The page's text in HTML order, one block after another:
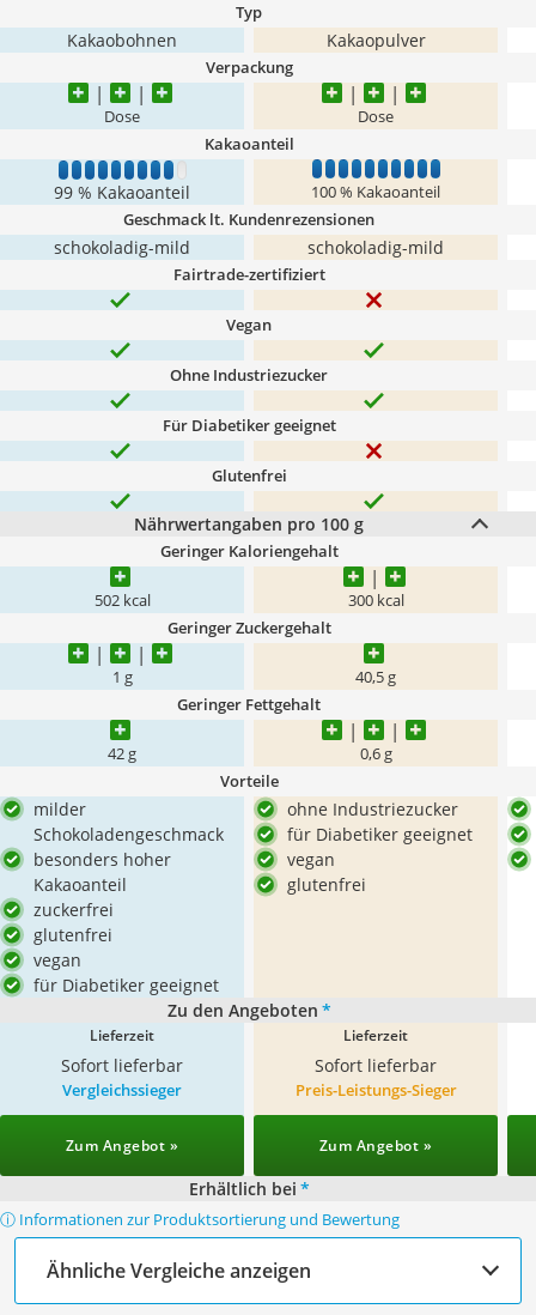
Typ
Kakaobohnen Kakaopulver
Verpackung
Dose Dose
Kakaoanteil
1 2 3 4 5 6 7 8 9
99 % Kakaoanteil
1 2 3 4 5 6 7 8 9 10
100 % Kakaoanteil
Geschmack lt. Kundenrezensionen
schokoladig-mild schokoladig-mild
Fairtrade-zertifiziert
Vegan
Ohne Industriezucker
Für Diabetiker geeignet
Glutenfrei
Nährwertangaben pro 100 g
Geringer Kaloriengehalt
502 kcal 300 kcal
Geringer Zuckergehalt
1 g 40,5 g
Geringer Fettgehalt
42 g 0,6 g
Vorteile
milder
Schokoladengeschmack
besonders hoher
Kakaoanteil
zuckerfrei
glutenfrei
vegan
für Diabetiker geeignet
ohne Industriezucker
für Diabetiker geeignet
vegan
glutenfrei
Zu den Angeboten *
Lieferzeit
Sofort lieferbar
Lieferzeit
Sofort lieferbar
Vergleichssieger
Zum Angebot »
Preis-Leistungs-Sieger
Zum Angebot »
Erhältlich bei *
ⓘ Informationen zur Produktsortierung und Bewertung
Ähnliche Vergleiche anzeigen